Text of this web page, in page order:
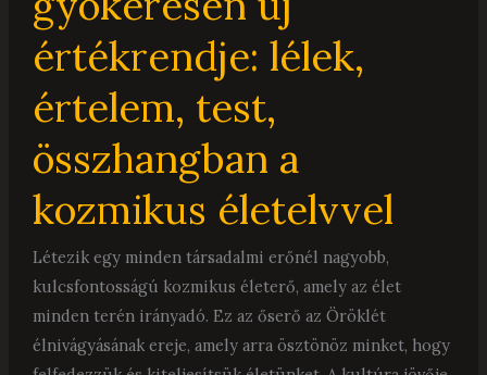
értékrendje: lélek,
értelem, test,
összhangban a
kozmikus életelvvel
Létezik egy minden társadalmi erőnél nagyobb,
kulcsfontosságú kozmikus életerő, amely az élet
minden terén irányadó. Ez az őserő az Öröklét
élnivágyásának ereje, amely arra ösztönöz minket, hogy